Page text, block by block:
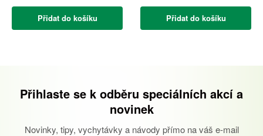
Přidat do košíku Přidat do košíku
Přihlaste se k odběru speciálních akcí a
novinek
Novinky, tipy, vychytávky a návody přímo na váš e-mail